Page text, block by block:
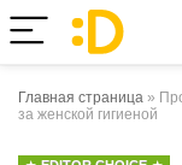
Главная страница »
за женской гигиеной